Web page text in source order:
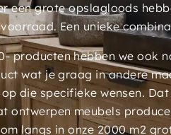
een grote opslagloods
Een unieke
producten hebben we ook
wat je graag in andere
die specifieke wensen.
ontwerpen meubels
langs in onze 2000 m2